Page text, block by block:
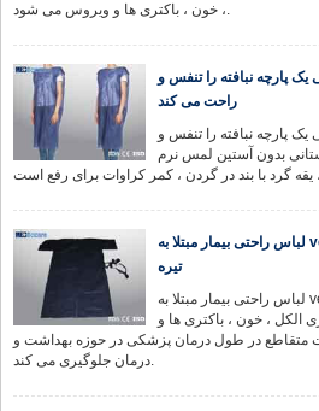
، خون ، باکتری ها و ویروس می شود.
پارچه نبافته را تنفس و
راحت می کند
پارچه نبافته را تنفس و
بدون آستین لمس نرم
لباس راحتی بیمار مبتلا به velcro با عمده فروشی تیره و آبی
تیره
لباس راحتی بیمار مبتلا به velcro با داشتن عمده رنگهای تیره و
الکل ، خون ، باکتری ها و
متقاطع در طول درمان پزشکی در حوزه بهداشت و
درمان جلوگیری می کند.